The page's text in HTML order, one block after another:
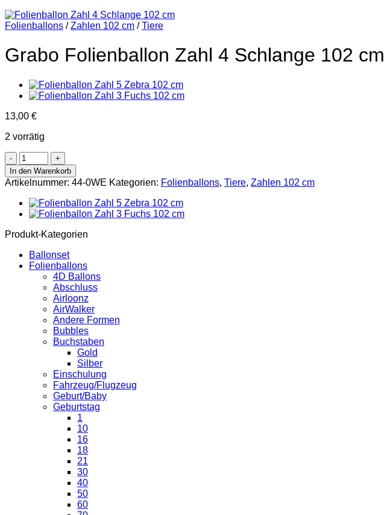
Folienballons / Zahlen 102 cm / Tiere
Grabo Folienballon Zahl 4 Schlange 102 cm
13,00 €
2 vorrätig
Grabo
Folienballon
Zahl
4
Schlange
102
cm
Menge
In den Warenkorb
Artikelnummer: 44-0WE Kategorien: Folienballons, Tiere, Zahlen 102 cm
Produkt-Kategorien
Ballonset
Folienballons
4D Ballons
Abschluss
Airloonz
AirWalker
Andere Formen
Bubbles
Buchstaben
Gold
Silber
Einschulung
Fahrzeug/Flugzeug
Geburt/Baby
Geburtstag
1
10
16
18
21
30
40
50
60